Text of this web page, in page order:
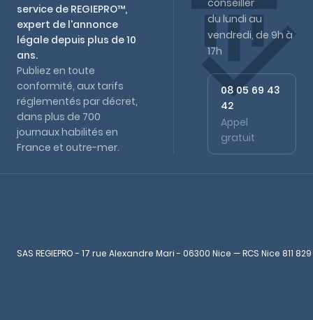
service de REGIEPRO™,
expert de l'annonce
légale depuis plus de 10
ans.
Publiez en toute
conformité, aux tarifs
réglementés par décret,
dans plus de 700
journaux habilités en
France et outre-mer.
conseiller
du lundi au
vendredi, de 9h à
17h
08 05 69 43
42
Appel
gratuit
SAS REGIEPRO - 17 rue Alexandre Mari - 06300 Nice — RCS Nice 811